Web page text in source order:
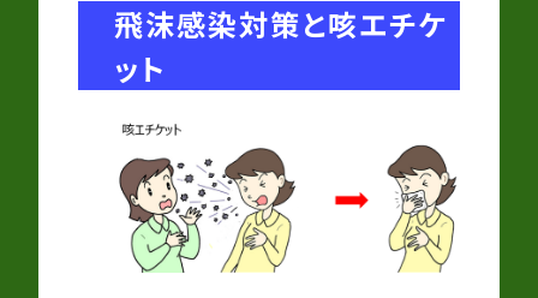
飛沫感染対策と咳エチケ
ット